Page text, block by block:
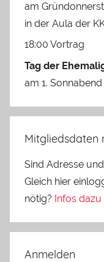
am
in der Aula der
18:00 Vortrag
Tag der
am 1.
Mitgliedsdaten
Sind Adresse
Gleich hier
nötig? Infos dazu
Anmelden